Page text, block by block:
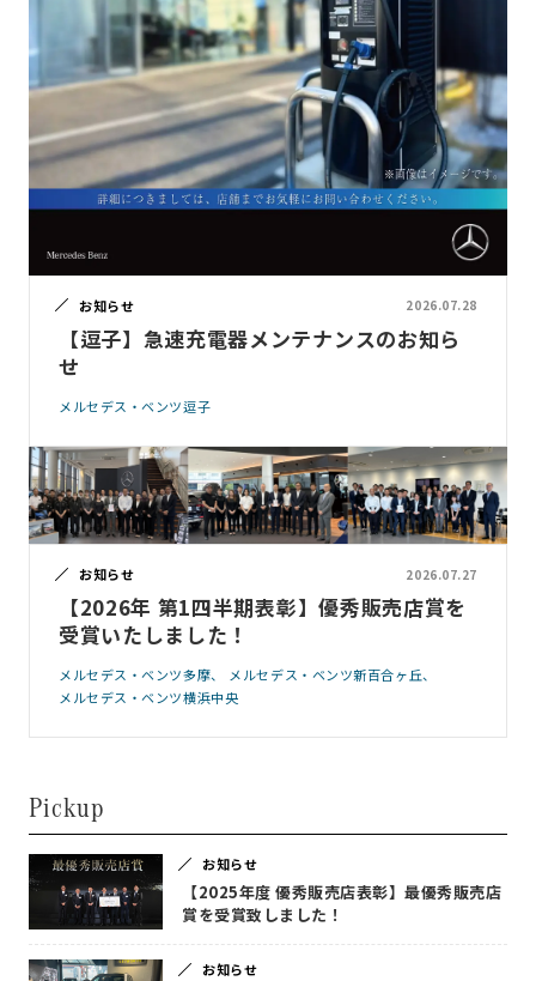
お知らせ 2026.07.28
【逗子】急速充電器メンテナンスのお知ら
せ
メルセデス・ベンツ逗子
お知らせ 2026.07.27
【2026年 第1四半期表彰】優秀販売店賞を
受賞いたしました！
メルセデス・ベンツ多摩
メルセデス・ベンツ新百合ヶ丘
メルセデス・ベンツ横浜中央
Pickup
お知らせ
【2025年度 優秀販売店表彰】最優秀販売店
賞を受賞致しました！
お知らせ